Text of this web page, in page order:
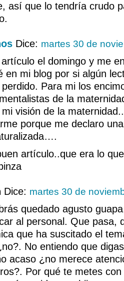
así que lo tendría crudo
Dice: martes 30 de
el domingo y me
en mi blog por si algún
perdido. Para mi los
de la
visión de la
porque me declaro
artículo..que era lo
Dice: martes 30 de
quedado agusto
al personal. Que pasa,
que ha suscitado el
No entiendo que
acaso ¿no merece
Por qué te metes